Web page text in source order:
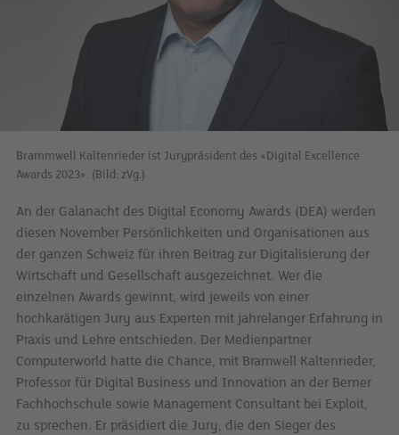
Brammwell Kaltenrieder ist Jurypräsident des «Digital Excellence
Awards 2023». (Bild: zVg.)
An der Galanacht des Digital Economy Awards (DEA) werden
diesen November Persönlichkeiten und Organisationen aus
der ganzen Schweiz für ihren Beitrag zur Digitalisierung der
Wirtschaft und Gesellschaft ausgezeichnet. Wer die
einzelnen Awards gewinnt, wird jeweils von einer
hochkarätigen Jury aus Experten mit jahrelanger Erfahrung in
Praxis und Lehre entschieden. Der Medienpartner
Computerworld hatte die Chance, mit Bramwell Kaltenrieder,
Professor für Digital Business und Innovation an der Berner
Fachhochschule sowie Management Consultant bei Exploit,
zu sprechen. Er präsidiert die Jury, die den Sieger des